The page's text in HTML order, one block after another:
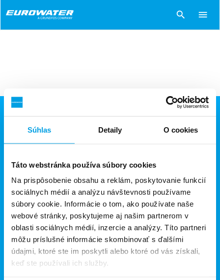
Súhlas Detaily O cookies
Táto webstránka používa súbory cookies
Na prispôsobenie obsahu a reklám, poskytovanie funkcií
sociálnych médií a analýzu návštevnosti používame
súbory cookie. Informácie o tom, ako používate naše
webové stránky, poskytujeme aj našim partnerom v
oblasti sociálnych médií, inzercie a analýzy. Títo partneri
môžu príslušné informácie skombinovať s ďalšími
údajmi, ktoré ste im poskytli alebo ktoré od vás získali,
keď ste používali ich služby.
search menu
Tel.: +421 (0)2 62860115
+421 (0)2 62860120
Úpravne vody add
Servis add